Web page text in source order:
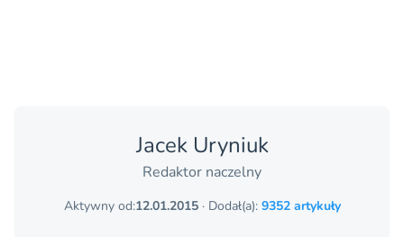
Jacek Uryniuk
Redaktor naczelny
Aktywny od:12.01.2015· Dodał(a): 9352 artykuły